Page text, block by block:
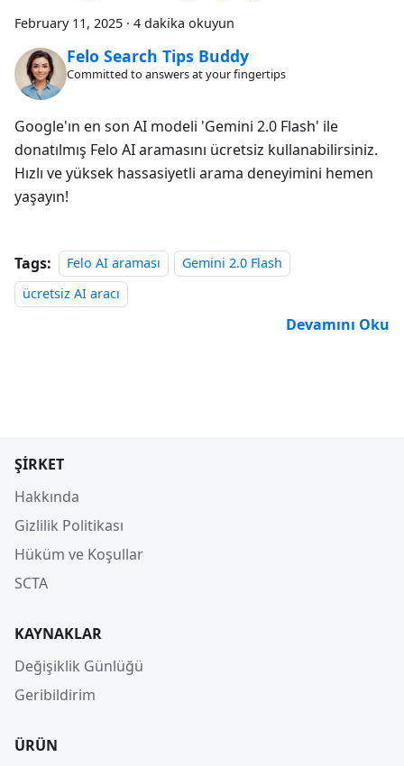
February 11, 2025 · 4 dakika okuyun
Felo Search Tips Buddy
Committed to answers at your fingertips
Google'ın en son AI modeli 'Gemini 2.0 Flash' ile
donatılmış Felo AI aramasını ücretsiz kullanabilirsiniz.
Hızlı ve yüksek hassasiyetli arama deneyimini hemen
yaşayın!
Tags: Felo AI araması
Gemini 2.0 Flash
ücretsiz AI aracı
Devamını Oku
ŞIRKET
Hakkında
Gizlilik Politikası
Hüküm ve Koşullar
SCTA
KAYNAKLAR
Değişiklik Günlüğü
Geribildirim
ÜRÜN